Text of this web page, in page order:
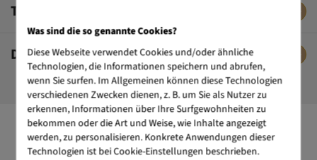
TECHNISCHE DATEN
DAS SAGEN UNSERE KUNDEN
DESIGN ALS MANTRA
Was sind die so genannte Cookies?
Diese Webseite verwendet Cookies und/oder ähnliche
Technologien, die Informationen speichern und abrufen,
wenn Sie surfen. Im Allgemeinen können diese Technologien
verschiedenen Zwecken dienen, z. B. um Sie als Nutzer zu
erkennen, Informationen über Ihre Surfgewohnheiten zu
bekommen oder die Art und Weise, wie Inhalte angezeigt
werden, zu personalisieren. Konkrete Anwendungen dieser
Technologien ist bei Cookie-Einstellungen beschrieben.